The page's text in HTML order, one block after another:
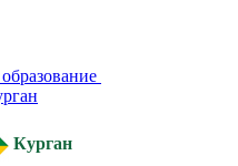
Курган